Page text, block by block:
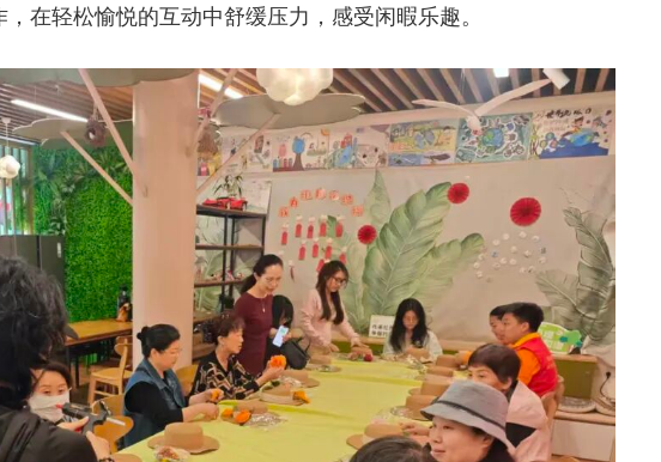
在轻松愉悦的互动中舒缓压力，感受闲暇乐趣。